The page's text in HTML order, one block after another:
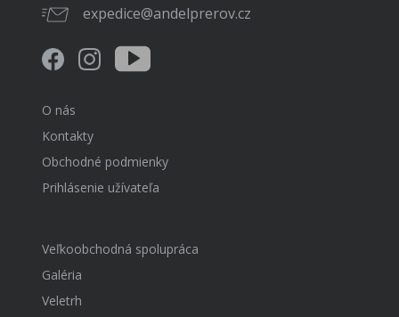
expedice@andelprerov.cz
O nás
Kontakty
Obchodné podmienky
Prihlásenie užívateľa
Veľkoobchodná spolupráca
Galéria
Veletrh